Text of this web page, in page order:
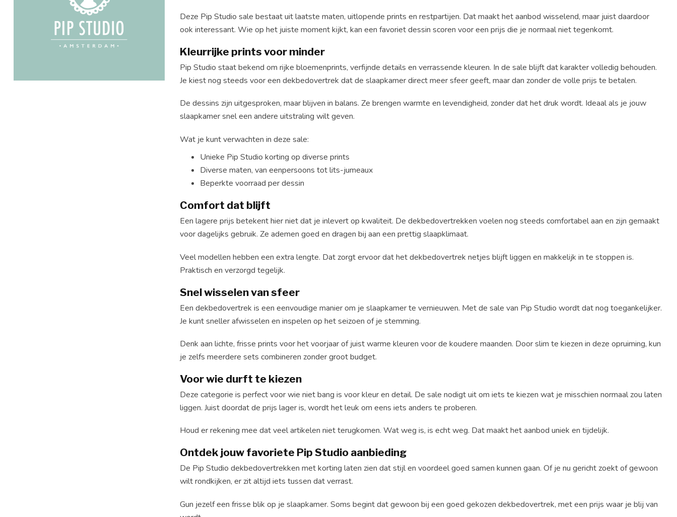
Deze Pip Studio sale bestaat uit laatste maten, uitlopende prints en restpartijen. Dat maakt het aanbod wisselend, maar juist daardoor
ook interessant. Wie op het juiste moment kijkt, kan een favoriet dessin scoren voor een prijs die je normaal niet tegenkomt.
Kleurrijke prints voor minder
Pip Studio staat bekend om rijke bloemenprints, verfijnde details en verrassende kleuren. In de sale blijft dat karakter volledig behouden.
Je kiest nog steeds voor een dekbedovertrek dat de slaapkamer direct meer sfeer geeft, maar dan zonder de volle prijs te betalen.
De dessins zijn uitgesproken, maar blijven in balans. Ze brengen warmte en levendigheid, zonder dat het druk wordt. Ideaal als je jouw
slaapkamer snel een andere uitstraling wilt geven.
Wat je kunt verwachten in deze sale:
Unieke Pip Studio korting op diverse prints
Diverse maten, van eenpersoons tot lits-jumeaux
Beperkte voorraad per dessin
Comfort dat blijft
Een lagere prijs betekent hier niet dat je inlevert op kwaliteit. De dekbedovertrekken voelen nog steeds comfortabel aan en zijn gemaakt
voor dagelijks gebruik. Ze ademen goed en dragen bij aan een prettig slaapklimaat.
Veel modellen hebben een extra lengte. Dat zorgt ervoor dat het dekbedovertrek netjes blijft liggen en makkelijk in te stoppen is.
Praktisch en verzorgd tegelijk.
Snel wisselen van sfeer
Een dekbedovertrek is een eenvoudige manier om je slaapkamer te vernieuwen. Met de sale van Pip Studio wordt dat nog toegankelijker.
Je kunt sneller afwisselen en inspelen op het seizoen of je stemming.
Denk aan lichte, frisse prints voor het voorjaar of juist warme kleuren voor de koudere maanden. Door slim te kiezen in deze opruiming, kun
je zelfs meerdere sets combineren zonder groot budget.
Voor wie durft te kiezen
Deze categorie is perfect voor wie niet bang is voor kleur en detail. De sale nodigt uit om iets te kiezen wat je misschien normaal zou laten
liggen. Juist doordat de prijs lager is, wordt het leuk om eens iets anders te proberen.
Houd er rekening mee dat veel artikelen niet terugkomen. Wat weg is, is echt weg. Dat maakt het aanbod uniek en tijdelijk.
Ontdek jouw favoriete Pip Studio aanbieding
De Pip Studio dekbedovertrekken met korting laten zien dat stijl en voordeel goed samen kunnen gaan. Of je nu gericht zoekt of gewoon
wilt rondkijken, er zit altijd iets tussen dat verrast.
Gun jezelf een frisse blik op je slaapkamer. Soms begint dat gewoon bij een goed gekozen dekbedovertrek, met een prijs waar je blij van